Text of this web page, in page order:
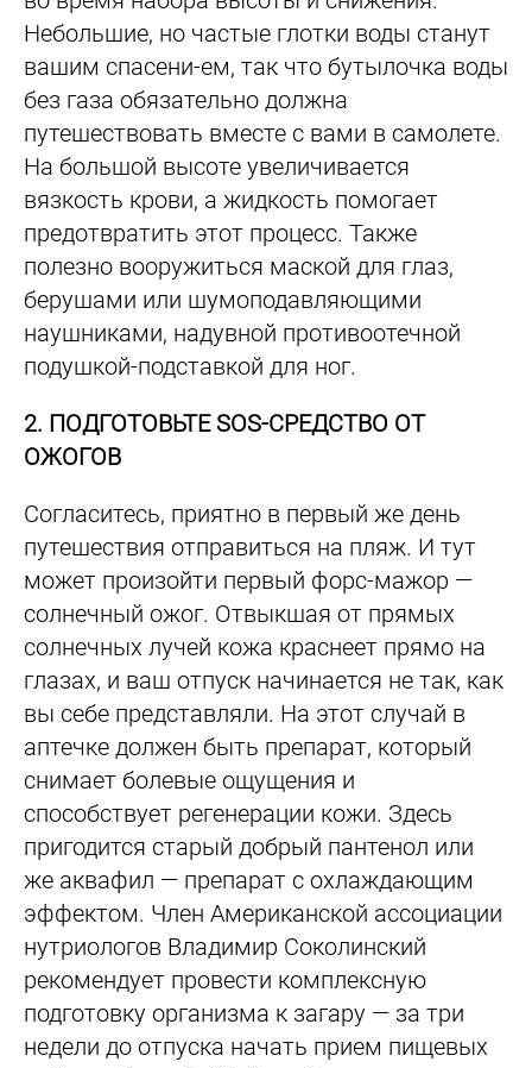
Небольшие, но частые глотки воды станут
вашим спасени-ем, так что бутылочка воды
без газа обязательно должна
путешествовать вместе с вами в самолете.
На большой высоте увеличивается
вязкость крови, а жидкость помогает
предотвратить этот процесс. Также
полезно вооружиться маской для глаз,
берушами или шумоподавляющими
наушниками, надувной противоотечной
подушкой-подставкой для ног.
2. ПОДГОТОВЬТЕ SOS-CРЕДСТВО ОТ
ОЖОГОВ
Согласитесь, приятно в первый же день
путешествия отправиться на пляж. И тут
может произойти первый форс-мажор —
солнечный ожог. Отвыкшая от прямых
солнечных лучей кожа краснеет прямо на
глазах, и ваш отпуск начинается не так, как
вы себе представляли. На этот случай в
аптечке должен быть препарат, который
снимает болевые ощущения и
способствует регенерации кожи. Здесь
пригодится старый добрый пантенол или
же аквафил — препарат с охлаждающим
эффектом. Член Американской ассоциации
нутриологов Владимир Соколинский
рекомендует провести комплексную
подготовку организма к загару — за три
недели до отпуска начать прием пищевых